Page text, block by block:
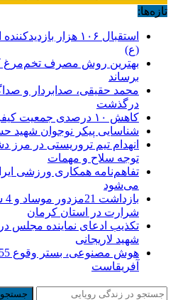
تازه‌ها:
استقبال ۱۰۶ هزار
(ع)
بهترین روش مصرف تخم‌مرغ که
برساند
محمد حقیقی، صدابردار و
درگذشت
کاهش ۱۰ درصدی جمعیت کیفری زندان‌های بوشهر
شناسایی پیکر نوجوان شهید حسین
انهدام تیم تروریستی در مرز
توجه سلاح و مهمات
تفاهم‌نامه همکاری ورزشی
می‌شود
شرارت در استان کرمان
تکذیب ادعای نماینده مجلس
شهید لاریجانی
آفریقاست